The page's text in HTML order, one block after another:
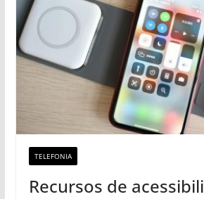
TELEFONIA
Recursos de